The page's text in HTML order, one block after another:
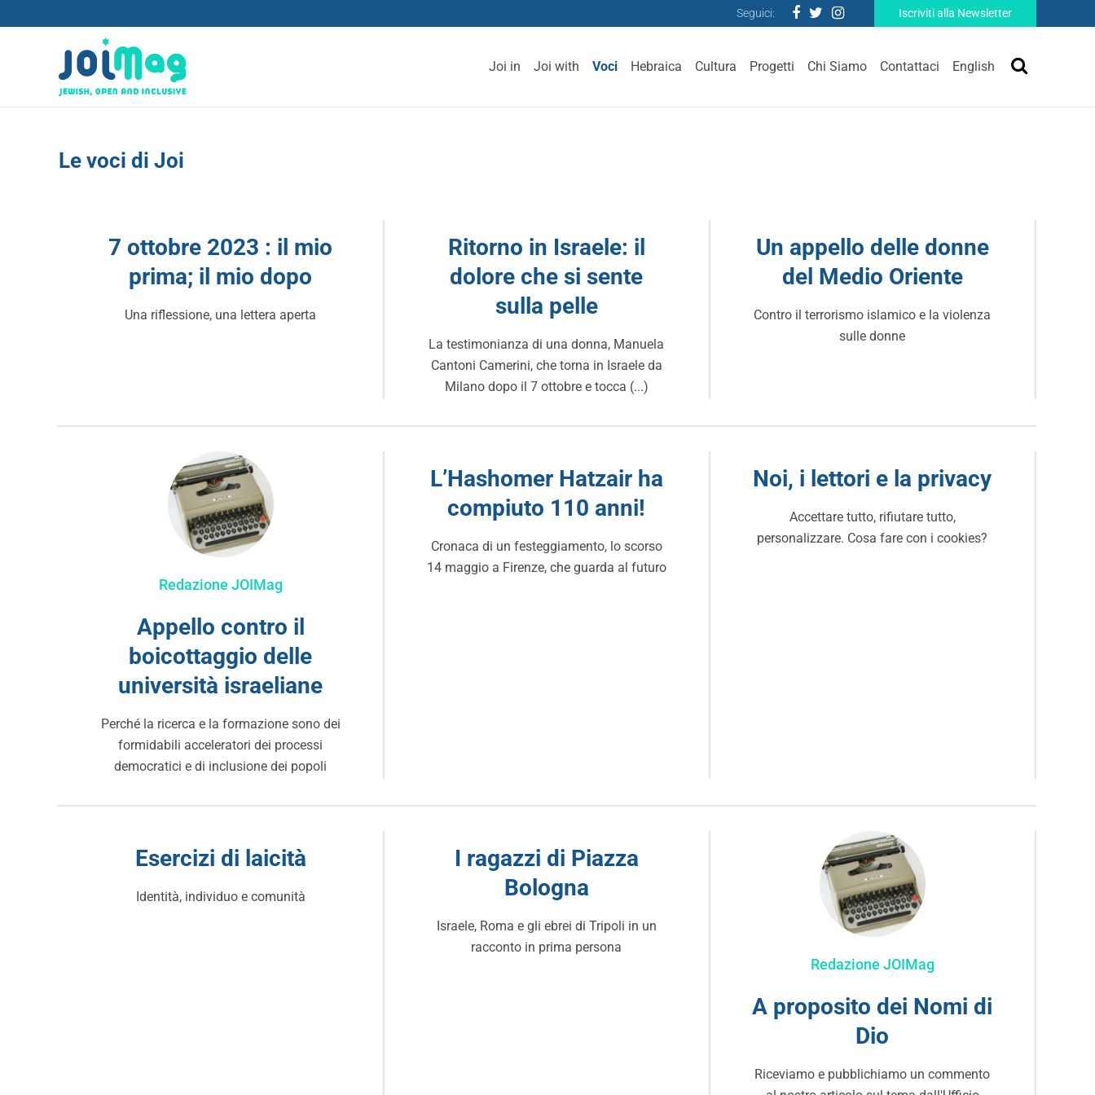
Seguici: Iscriviti alla Newsletter
Joi in Joi with Voci Hebraica Cultura Progetti Chi Siamo Contattaci English
Le voci di Joi
7 ottobre 2023 : il mio
prima; il mio dopo
Una riflessione, una lettera aperta
Ritorno in Israele: il
dolore che si sente
sulla pelle
La testimonianza di una donna, Manuela
Cantoni Camerini, che torna in Israele da
Milano dopo il 7 ottobre e tocca (...)
Un appello delle donne
del Medio Oriente
Contro il terrorismo islamico e la violenza
sulle donne
Redazione JOIMag
Appello contro il
boicottaggio delle
università israeliane
Perché la ricerca e la formazione sono dei
formidabili acceleratori dei processi
democratici e di inclusione dei popoli
L’Hashomer Hatzair ha
compiuto 110 anni!
Cronaca di un festeggiamento, lo scorso
14 maggio a Firenze, che guarda al futuro
Noi, i lettori e la privacy
Accettare tutto, rifiutare tutto,
personalizzare. Cosa fare con i cookies?
Esercizi di laicità
Identità, individuo e comunità
I ragazzi di Piazza
Bologna
Israele, Roma e gli ebrei di Tripoli in un
racconto in prima persona
Redazione JOIMag
A proposito dei Nomi di
Dio
Riceviamo e pubblichiamo un commento